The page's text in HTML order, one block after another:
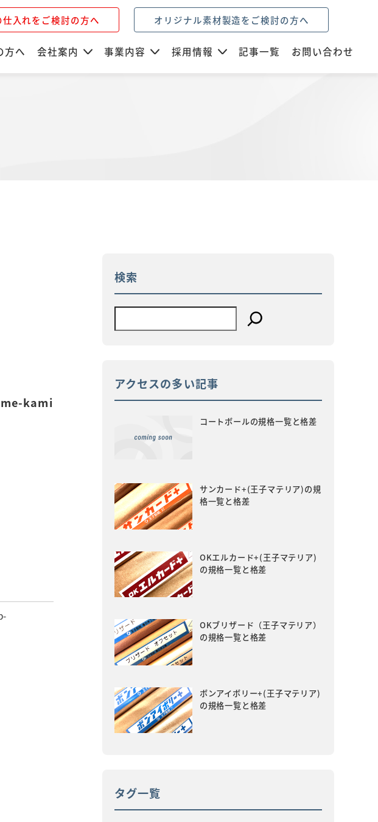
仕入れをご検討の方へ オリジナル素材製造をご検討の方へ
方へ 会社案内 事業内容 採用情報 記事一覧 お問い合わせ
kami
検索
アクセスの多い記事
コートボールの規格一覧と格差
サンカード+(王子マテリア)の規
格一覧と格差
OKエルカード+(王子マテリア)
の規格一覧と格差
OKブリザード（王子マテリア）
の規格一覧と格差
ボンアイボリー+(王子マテリア)
の規格一覧と格差
タグ一覧